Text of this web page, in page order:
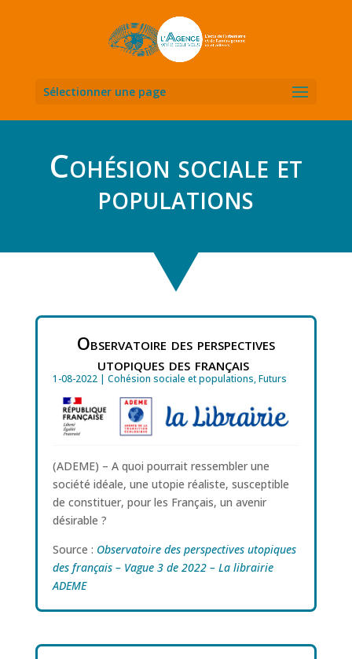
Sélectionner une page
Cohésion sociale et
populations
Observatoire des perspectives
utopiques des français
1-08-2022| Cohésion sociale et populations,Futurs
(ADEME) – A quoi pourrait ressembler une
société idéale, une utopie réaliste, susceptible
de constituer, pour les Français, un avenir
désirable ?
Source : Observatoire des perspectives utopiques
des français – Vague 3 de 2022 – La librairie
ADEME